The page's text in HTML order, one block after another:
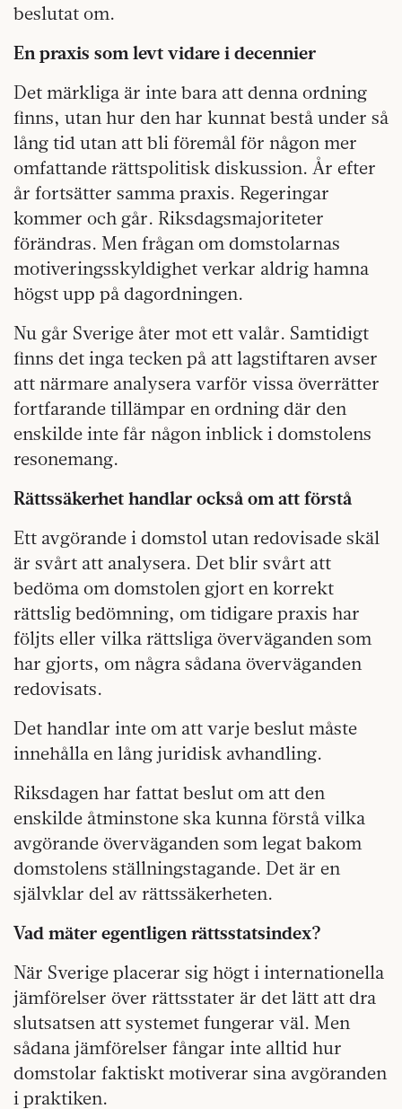
beslutat om.
En praxis som levt vidare i decennier
Det märkliga är inte bara att denna ordning
finns, utan hur den har kunnat bestå under så
lång tid utan att bli föremål för någon mer
omfattande rättspolitisk diskussion. År efter
år fortsätter samma praxis. Regeringar
kommer och går. Riksdagsmajoriteter
förändras. Men frågan om domstolarnas
motiveringsskyldighet verkar aldrig hamna
högst upp på dagordningen.
Nu går Sverige åter mot ett valår. Samtidigt
finns det inga tecken på att lagstiftaren avser
att närmare analysera varför vissa överrätter
fortfarande tillämpar en ordning där den
enskilde inte får någon inblick i domstolens
resonemang.
Rättssäkerhet handlar också om att förstå
Ett avgörande i domstol utan redovisade skäl
är svårt att analysera. Det blir svårt att
bedöma om domstolen gjort en korrekt
rättslig bedömning, om tidigare praxis har
följts eller vilka rättsliga överväganden som
har gjorts, om några sådana överväganden
redovisats.
Det handlar inte om att varje beslut måste
innehålla en lång juridisk avhandling.
Riksdagen har fattat beslut om att den
enskilde åtminstone ska kunna förstå vilka
avgörande överväganden som legat bakom
domstolens ställningstagande. Det är en
självklar del av rättssäkerheten.
Vad mäter egentligen rättsstatsindex?
När Sverige placerar sig högt i internationella
jämförelser över rättsstater är det lätt att dra
slutsatsen att systemet fungerar väl. Men
sådana jämförelser fångar inte alltid hur
domstolar faktiskt motiverar sina avgöranden
i praktiken.